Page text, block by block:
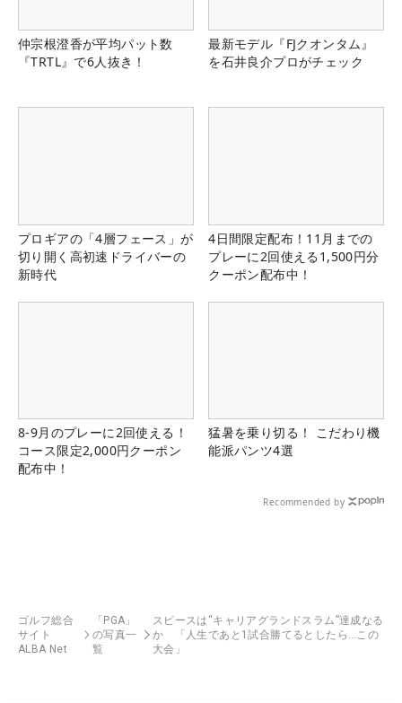
仲宗根澄香が平均パット数
『TRTL』で6人抜き！
最新モデル『FJクオンタム』
を石井良介プロがチェック
プロギアの「4層フェース」が
切り開く高初速ドライバーの
新時代
4日間限定配布！11月までの
プレーに2回使える1,500円分
クーポン配布中！
8-9月のプレーに2回使える！
コース限定2,000円クーポン
配布中！
猛暑を乗り切る！ こだわり機
能派パンツ4選
Recommended by
ゴルフ総合
サイト
ALBA Net
「PGA」
の写真一
覧
スピースは“キャリアグランドスラム”達成なる
か 「人生であと1試合勝てるとしたら…この
大会」